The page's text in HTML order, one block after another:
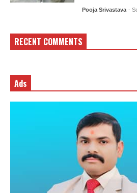
Pooja Srivastava -
RECENT COMMENTS
Ads